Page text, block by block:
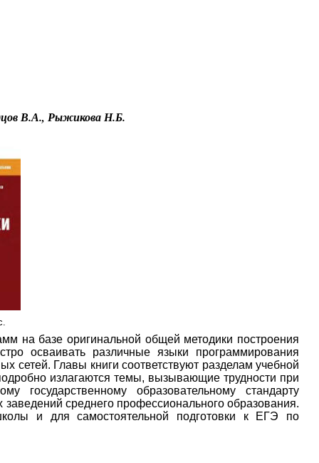
В.А., Рыжикова Н.Б.
на базе оригинальной общей методики построения
осваивать различные языки программирования
сетей. Главы книги соответствуют разделам учебной
излагаются темы, вызывающие трудности при
государственному образовательному стандарту
среднего профессионального образования.
и для самостоятельной подготовки к ЕГЭ по